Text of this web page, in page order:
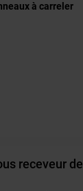
à carreler
receveur de